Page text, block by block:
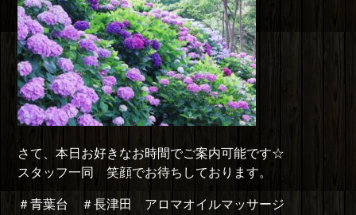
さて、本日お好きなお時間でご案内可能です☆
スタッフ一同 笑顔でお待ちしております。
＃青葉台 ＃長津田 アロマオイルマッサージ